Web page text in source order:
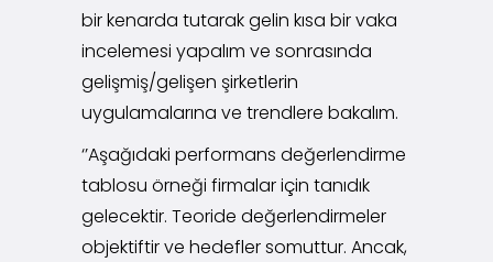
bir kenarda tutarak gelin kısa bir vaka
incelemesi yapalım ve sonrasında
gelişmiş/gelişen şirketlerin
uygulamalarına ve trendlere bakalım.
‘’Aşağıdaki performans değerlendirme
tablosu örneği firmalar için tanıdık
gelecektir. Teoride değerlendirmeler
objektiftir ve hedefler somuttur. Ancak,